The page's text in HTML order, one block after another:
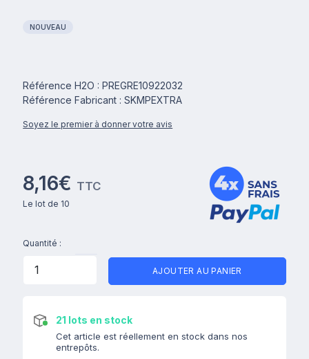
NOUVEAU
Référence H2O : PREGRE10922032
Référence Fabricant : SKMPEXTRA
Soyez le premier à donner votre avis
8,16€ TTC
Le lot de 10
Quantité :
AJOUTER AU PANIER
21 lots en stock
Cet article est réellement en stock dans nos
entrepôts.